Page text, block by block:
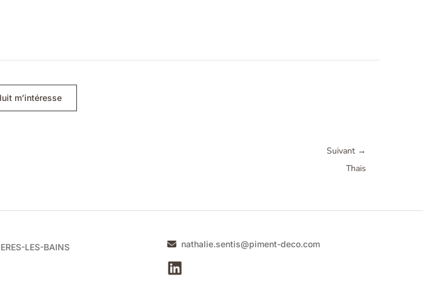
m’intéresse
Suivant →
Thais
LES-BAINS
nathalie.sentis@piment-deco.com